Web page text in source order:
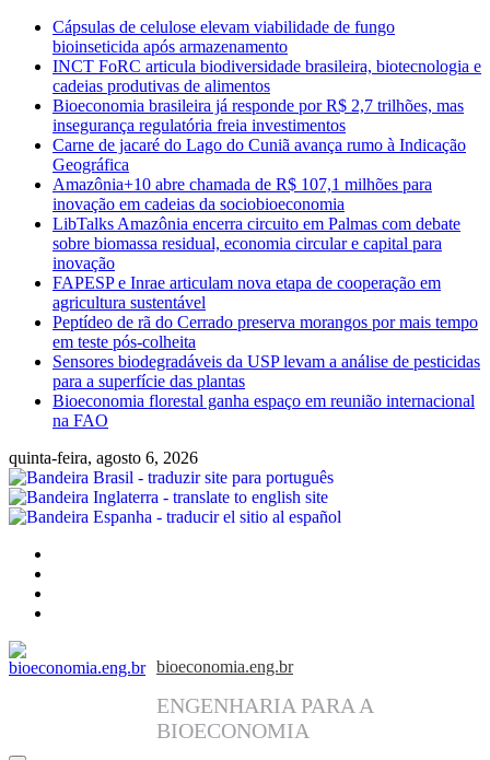
Skip
content
Cápsulas de celulose elevam viabilidade de fungo
bioinseticida após armazenamento
INCT FoRC articula biodiversidade brasileira, biotecnologia e
cadeias produtivas de alimentos
Bioeconomia brasileira já responde por R$ 2,7 trilhões, mas
insegurança regulatória freia investimentos
Carne de jacaré do Lago do Cuniã avança rumo à Indicação
Geográfica
Amazônia+10 abre chamada de R$ 107,1 milhões para
inovação em cadeias da sociobioeconomia
LibTalks Amazônia encerra circuito em Palmas com debate
sobre biomassa residual, economia circular e capital para
inovação
FAPESP e Inrae articulam nova etapa de cooperação em
agricultura sustentável
Peptídeo de rã do Cerrado preserva morangos por mais tempo
em teste pós-colheita
Sensores biodegradáveis da USP levam a análise de pesticidas
para a superfície das plantas
Bioeconomia florestal ganha espaço em reunião internacional
na FAO
quinta-feira, agosto 6, 2026
bioeconomia.eng.br
ENGENHARIA PARA A
BIOECONOMIA